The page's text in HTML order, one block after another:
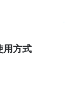
用方式